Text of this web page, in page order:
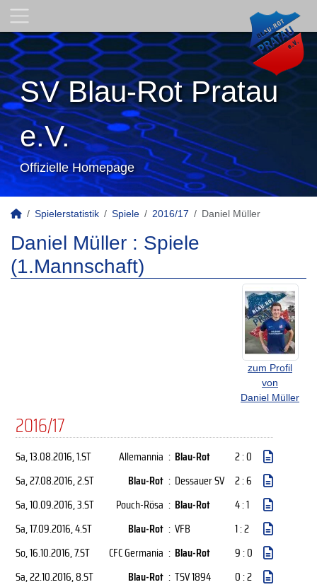
SV Blau-Rot Pratau
e.V.
Offizielle Homepage
Spielerstatistik Spiele 2016/17 Daniel Müller
Daniel Müller : Spiele
(1.Mannschaft)
zum Profil
von
Daniel Müller
2016/17
Sa, 13.08.2016, 1.ST Allemannia : Blau-Rot
2 : 0
Sa, 27.08.2016, 2.ST Blau-Rot : Dessauer SV 2 : 6
Sa, 10.09.2016, 3.ST Pouch-Rösa : Blau-Rot
4 : 1
Sa, 17.09.2016, 4.ST Blau-Rot : VFB
1 : 2
So, 16.10.2016, 7.ST CFC Germania : Blau-Rot
9 : 0
Sa, 22.10.2016, 8.ST Blau-Rot : TSV 1894
0 : 2